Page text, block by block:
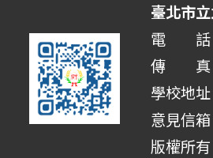
臺北市
電 話
傳 真
學校地
意見信箱
版權所